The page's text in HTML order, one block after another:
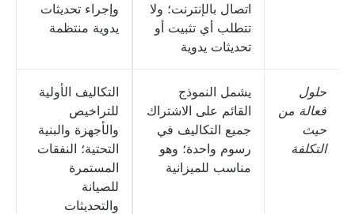
اتصال بالإنترنت؛ ولا
تتطلب أي تثبيت أو
تحديثات يدوية
وإجراء تحديثات
يدوية منتظمة
حلول
فعالة من
حيث
التكلفة
يشمل النموذج
القائم على الاشتراك
جميع التكاليف في
رسوم واحدة؛ وهو
مناسب للميزانية
التكاليف الأولية
للتراخيص
والأجهزة والبنية
التحتية؛ النفقات
المستمرة
للصيانة
والتحديثات